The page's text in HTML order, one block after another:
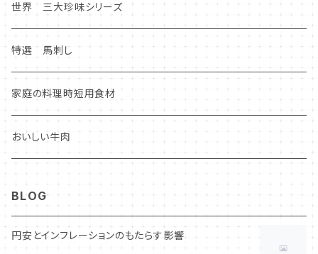
世界 三大珍味シリーズ
特選 馬刺し
家庭の料理時短用食材
おいしい牛肉
BLOG
円安とインフレーションのもたらす影響